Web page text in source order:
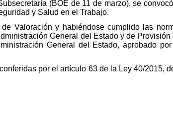
(BOE de 11 de marzo), se
y Salud en el Trabajo.
Valoración y habiéndose cumplido las
General del Estado y de
General del Estado, aprobado
por el artículo 63 de la Ley 40/2015,